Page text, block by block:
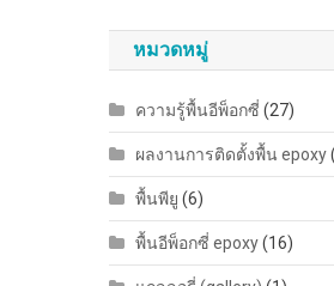
หมวดหมู่
ความรู้พื้นอีพ็อกซี่ (27)
ผลงานการติดตั้งพื้น epoxy
พื้นพียู (6)
พื้นอีพ็อกซี่ epoxy(16)